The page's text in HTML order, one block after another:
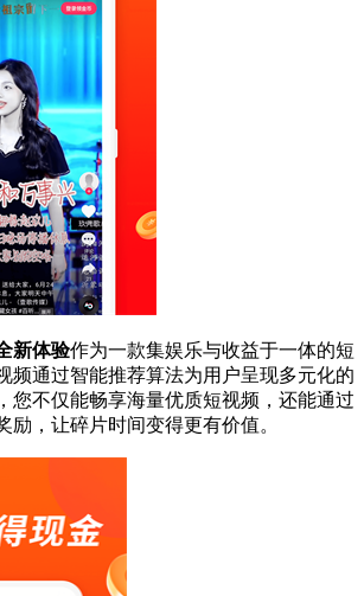
新体验作为一款集娱乐与收益于一体的短
频通过智能推荐算法为用户呈现多元化的
您不仅能畅享海量优质短视频，还能通过
励，让碎片时间变得更有价值。